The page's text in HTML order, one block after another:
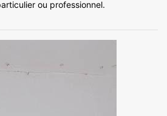
ou professionnel.